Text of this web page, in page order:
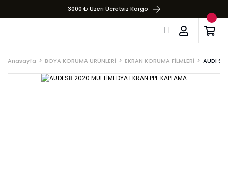
3000 ₺ Üzeri Ücretsiz Kargo
Anasayfa BOYA KORUMA ÜRÜNLERİ EKRAN KORUMA FİLMLERİ AUDI S8